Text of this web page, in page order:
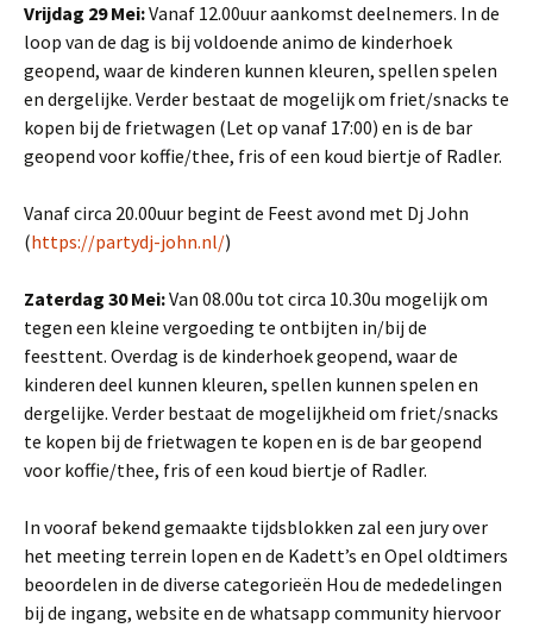
Vrijdag 29 Mei:Vanaf 12.00uur aankomst deelnemers. In de
loop van de dag is bij voldoende animo de kinderhoek
geopend, waar de kinderen kunnen kleuren, spellen spelen
en dergelijke. Verder bestaat de mogelijk om friet/snacks te
kopen bij de frietwagen (Let op vanaf 17:00) en is de bar
geopend voor koffie/thee, fris of een koud biertje of Radler.
Vanaf circa 20.00uur begint de Feest avond met Dj John
(https://partydj-john.nl/)
Zaterdag 30 Mei:Van 08.00u tot circa 10.30u mogelijk om
tegen een kleine vergoeding te ontbijten in/bij de
feesttent. Overdag is de kinderhoek geopend, waar de
kinderen deel kunnen kleuren, spellen kunnen spelen en
dergelijke. Verder bestaat de mogelijkheid om friet/snacks
te kopen bij de frietwagen te kopen en is de bar geopend
voor koffie/thee, fris of een koud biertje of Radler.
In vooraf bekend gemaakte tijdsblokken zal een jury over
het meeting terrein lopen en de Kadett’s en Opel oldtimers
beoordelen in de diverse categorieën Hou de mededelingen
bij de ingang, website en de whatsapp community hiervoor